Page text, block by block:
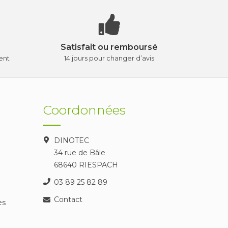
Satisfait ou remboursé
14 jours pour changer d’avis
Coordonnées
DINOTEC
34 rue de Bâle
68640 RIESPACH
03 89 25 82 89
Contact